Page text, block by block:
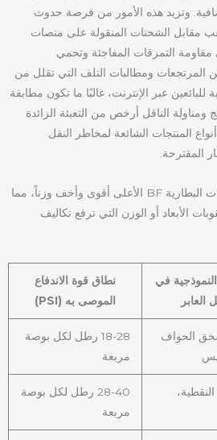
وتزيد هذه الأمور من فرصة حدوث
مقابل الشحنات المنقولة على منصات
مقاومة التمزقات المفاجئة وتحمي
المرتجعات ومطالبات التلف التي تقلل من
عبر الإنترنت، غالبًا ما تكون مطابقة
الناقل أرخص من التعبئة الزائدة
المنتجات الشائعة لمخاطر النقل
المقترحة.
تذكّر: يمكن أن تكون الألواح ذات البطارية BF الأعلى أقوى وأخف وزناً، مما
الأبعاد أو الوزن التي ترفع تكاليف
في
العابر
نطاق قوة الاندفاع
الموصى به (PSI)
الحواف
18-28 رطل لكل بوصة
مربعة
28-40 رطل لكل بوصة
مربعة